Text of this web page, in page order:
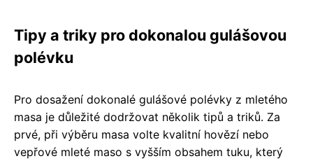
Tipy a triky pro dokonalou gulášovou
polévku
Pro dosažení dokonalé gulášové polévky z mletého
masa je důležité dodržovat několik tipů a triků. Za
prvé, při výběru masa volte kvalitní hovězí nebo
vepřové mleté maso s vyšším obsahem tuku, který